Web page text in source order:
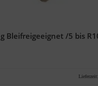
Bleifreigeeignet /5 bis
Lieferzeit: